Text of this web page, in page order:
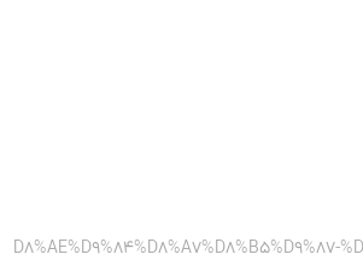
/%D8%AE%D9%84%D8%A7%D8%B5%D9%87-